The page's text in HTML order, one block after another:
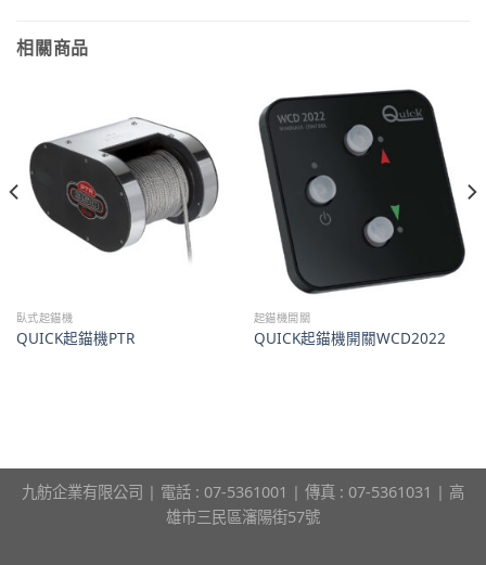
相關商品
臥式起錨機
QUICK起錨機PTR
起錨機開關
QUICK起錨機開關WCD2022
九舫企業有限公司 | 電話 : 07-5361001 | 傳真 : 07-5361031 | 高
雄市三民區瀋陽街57號